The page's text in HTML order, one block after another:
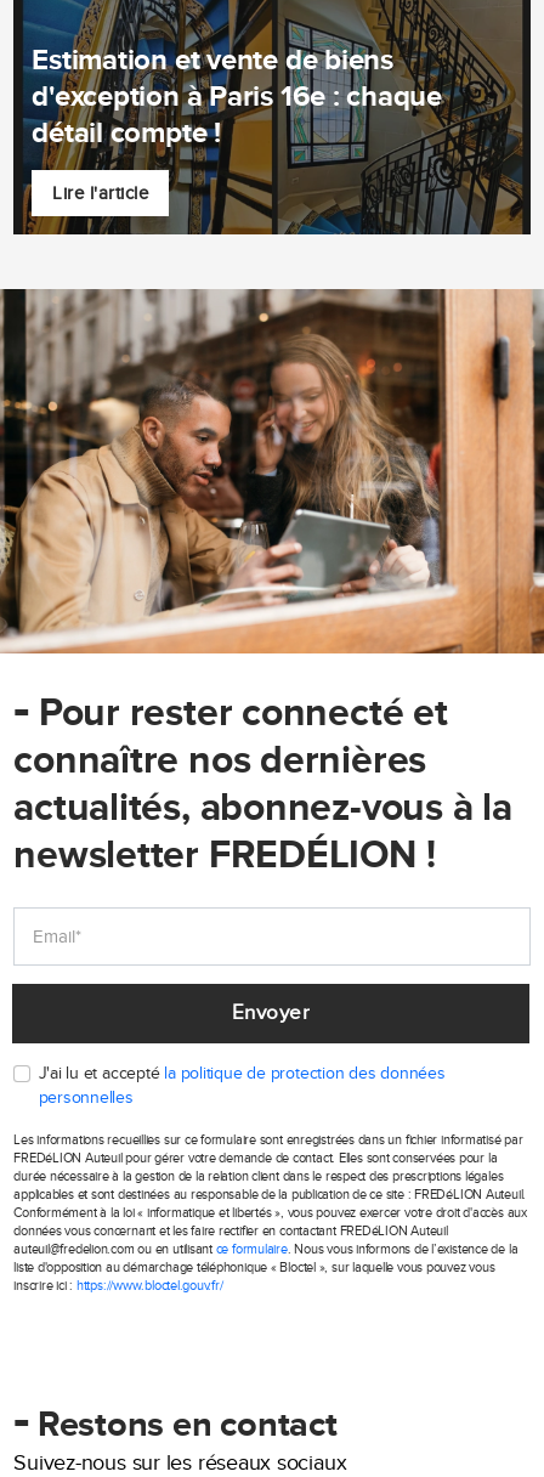
Estimation et vente de biens
d'exception à Paris 16e : chaque
détail compte !
Lire l'article
- Pour rester connecté et
connaître nos dernières
actualités, abonnez-vous à la
newsletter FREDÉLION !
Envoyer
J'ai lu et accepté la politique de protection des données
personnelles
Les informations recueillies sur ce formulaire sont enregistrées dans un fichier informatisé par
FREDéLION Auteuil pour gérer votre demande de contact. Elles sont conservées pour la
durée nécessaire à la gestion de la relation client dans le respect des prescriptions légales
applicables et sont destinées au responsable de la publication de ce site : FREDéLION Auteuil.
Conformément à la loi « informatique et libertés », vous pouvez exercer votre droit d'accès aux
données vous concernant et les faire rectifier en contactant FREDéLION Auteuil
auteuil@fredelion.com ou en utilisant ce formulaire. Nous vous informons de l’existence de la
liste d'opposition au démarchage téléphonique « Bloctel », sur laquelle vous pouvez vous
inscrire ici : https://www.bloctel.gouv.fr/
- Restons en contact
Suivez-nous sur les réseaux sociaux